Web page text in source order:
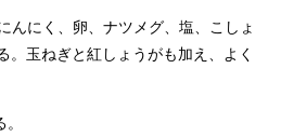
んにく、卵、ナツメグ、塩、こしょ
。玉ねぎと紅しょうがも加え、よく